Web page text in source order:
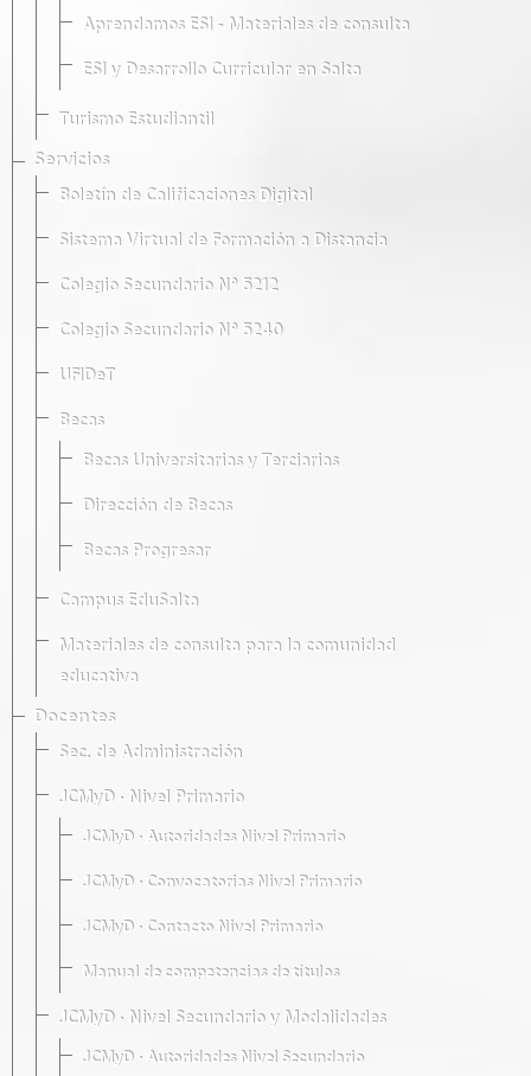
Aprendamos ESI - Materiales de consulta
ESI y Desarrollo Curricular en Salta
Turismo Estudiantil
Servicios
Boletín de Calificaciones Digital
Sistema Virtual de Formación a Distancia
Colegio Secundario Nº 5212
Colegio Secundario Nº 5240
UFIDeT
Becas
Becas Universitarias y Terciarias
Dirección de Becas
Becas Progresar
Campus EduSalta
Materiales de consulta para la comunidad
educativa
Docentes
Sec. de Administración
JCMyD · Nivel Primario
JCMyD · Autoridades Nivel Primario
JCMyD · Convocatorias Nivel Primario
JCMyD · Contacto Nivel Primario
Manual de competencias de títulos
JCMyD · Nivel Secundario y Modalidades
JCMyD · Autoridades Nivel Secundario